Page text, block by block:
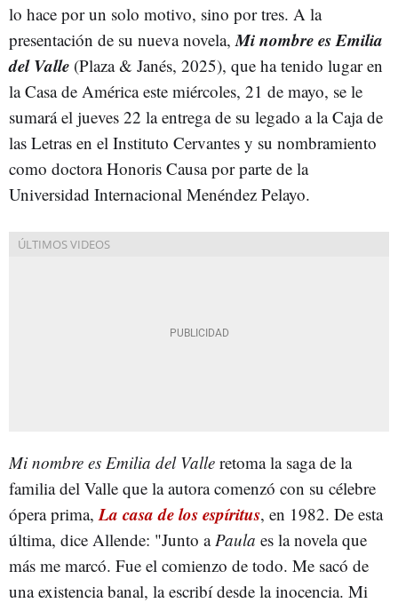
lo hace por un solo motivo, sino por tres. A la
presentación de su nueva novela, Mi nombre es Emilia
del Valle (Plaza & Janés, 2025), que ha tenido lugar en
la Casa de América este miércoles, 21 de mayo, se le
sumará el jueves 22 la entrega de su legado a la Caja de
las Letras en el Instituto Cervantes y su nombramiento
como doctora Honoris Causa por parte de la
Universidad Internacional Menéndez Pelayo.
Mi nombre es Emilia del Valle retoma la saga de la
familia del Valle que la autora comenzó con su célebre
ópera prima, La casa de los espíritus, en 1982. De esta
última, dice Allende: "Junto a Paula es la novela que
más me marcó. Fue el comienzo de todo. Me sacó de
una existencia banal, la escribí desde la inocencia. Mi